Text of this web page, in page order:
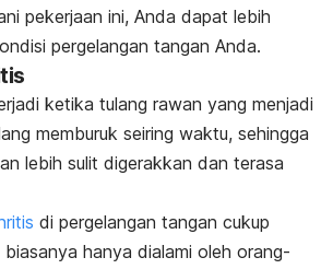
pekerjaan ini, Anda dapat lebih
pergelangan tangan Anda.
ketika tulang rawan yang menjadi
memburuk seiring waktu, sehingga
lebih sulit digerakkan dan terasa
di pergelangan tangan cukup
hanya dialami oleh orang-